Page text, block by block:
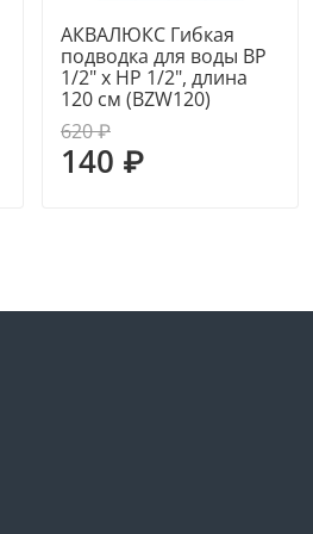
АКВАЛЮКС Гибкая
подводка для воды ВР
1/2" х НР 1/2", длина
120 см (BZW120)
620 ₽
140 ₽